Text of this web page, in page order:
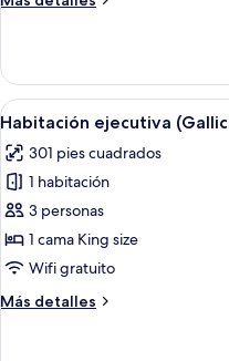
Tea,
(Postumia,
Afternoon
Tea,
Cocktail)
Abrir
todas
las
fotos
de
Habitación
ejecutiva
Afternoon
19
Habitación ejecutiva
301 pies cuadrados
1 habitación
3 personas
1 cama King size
Wifi gratuito
Más detalles
Más